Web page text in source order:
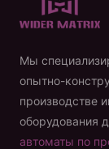
Мы
опытно-
производстве
оборудования
автоматы по